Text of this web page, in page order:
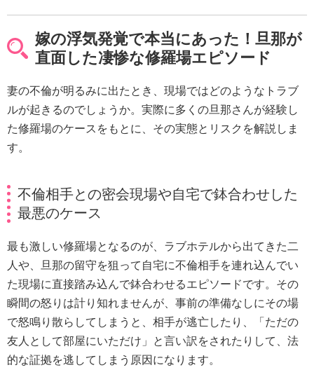
嫁の浮気発覚で本当にあった！旦那が
直面した凄惨な修羅場エピソード
妻の不倫が明るみに出たとき、現場ではどのようなトラブ
ルが起きるのでしょうか。実際に多くの旦那さんが経験し
た修羅場のケースをもとに、その実態とリスクを解説しま
す。
不倫相手との密会現場や自宅で鉢合わせした
最悪のケース
最も激しい修羅場となるのが、ラブホテルから出てきた二
人や、旦那の留守を狙って自宅に不倫相手を連れ込んでい
た現場に直接踏み込んで鉢合わせるエピソードです。その
瞬間の怒りは計り知れませんが、事前の準備なしにその場
で怒鳴り散らしてしまうと、相手が逃亡したり、「ただの
友人として部屋にいただけ」と言い訳をされたりして、法
的な証拠を逃してしまう原因になります。